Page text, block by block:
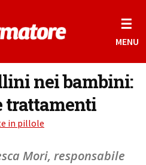
☰
MENU
nei bambini:
trattamenti
in pillole
Mori, responsabile